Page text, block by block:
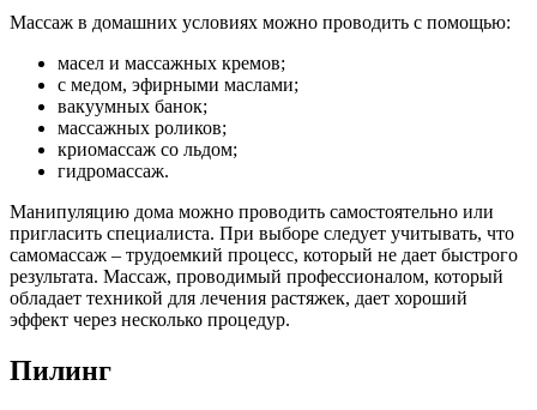
Массаж в домашних условиях можно проводить с помощью:
масел и массажных кремов;
с медом, эфирными маслами;
вакуумных банок;
массажных роликов;
криомассаж со льдом;
гидромассаж.
Манипуляцию дома можно проводить самостоятельно или
пригласить специалиста. При выборе следует учитывать, что
самомассаж – трудоемкий процесс, который не дает быстрого
результата. Массаж, проводимый профессионалом, который
обладает техникой для лечения растяжек, дает хороший
эффект через несколько процедур.
Пилинг